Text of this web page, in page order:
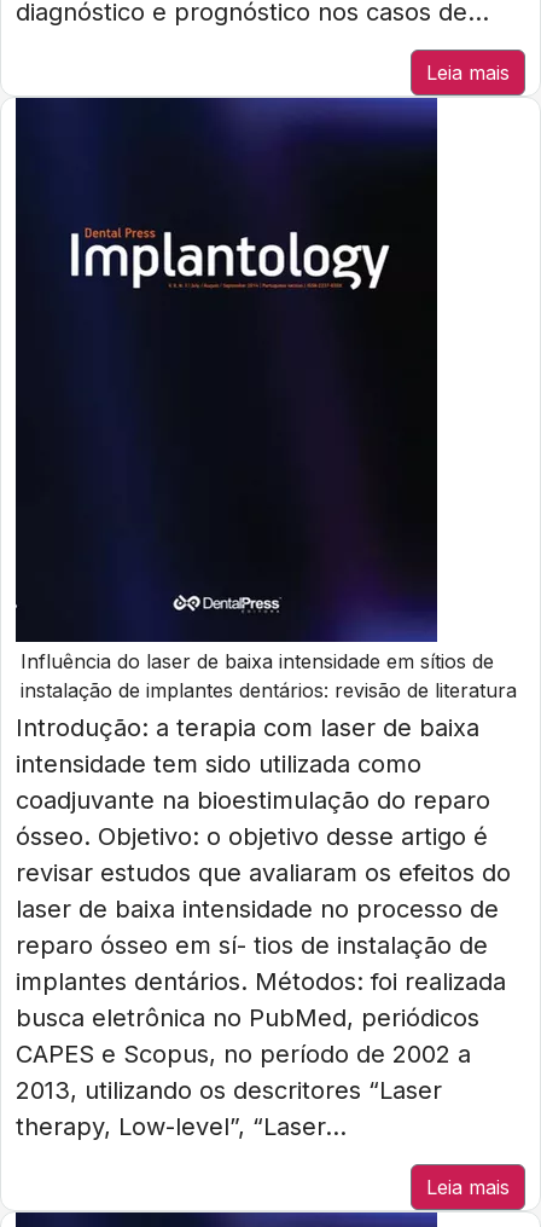
diagnóstico e prognóstico nos casos de...
Leia mais
Influência do laser de baixa intensidade em sítios de
instalação de implantes dentários: revisão de literatura
Introdução: a terapia com laser de baixa
intensidade tem sido utilizada como
coadjuvante na bioestimulação do reparo
ósseo. Objetivo: o objetivo desse artigo é
revisar estudos que avaliaram os efeitos do
laser de baixa intensidade no processo de
reparo ósseo em sí- tios de instalação de
implantes dentários. Métodos: foi realizada
busca eletrônica no PubMed, periódicos
CAPES e Scopus, no período de 2002 a
2013, utilizando os descritores “Laser
therapy, Low-level”, “Laser...
Leia mais